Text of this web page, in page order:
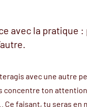
avec la pratique
avec une autre
concentre ton
Ce faisant, tu seras en